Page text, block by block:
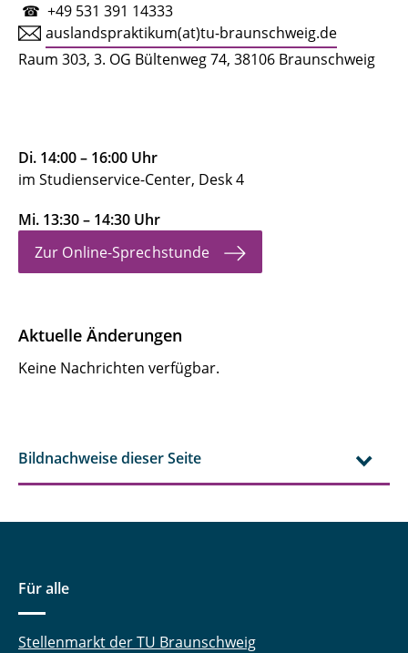
☎ +49 531 391 14333
auslandspraktikum(at)tu-braunschweig.de
Raum 303, 3. OG Bültenweg 74, 38106 Braunschweig
Di. 14:00 – 16:00 Uhr
im Studienservice-Center, Desk 4
Mi. 13:30 – 14:30 Uhr
Zur Online-Sprechstunde
Aktuelle Änderungen
Keine Nachrichten verfügbar.
Bildnachweise dieser Seite
Für alle
Stellenmarkt der TU Braunschweig